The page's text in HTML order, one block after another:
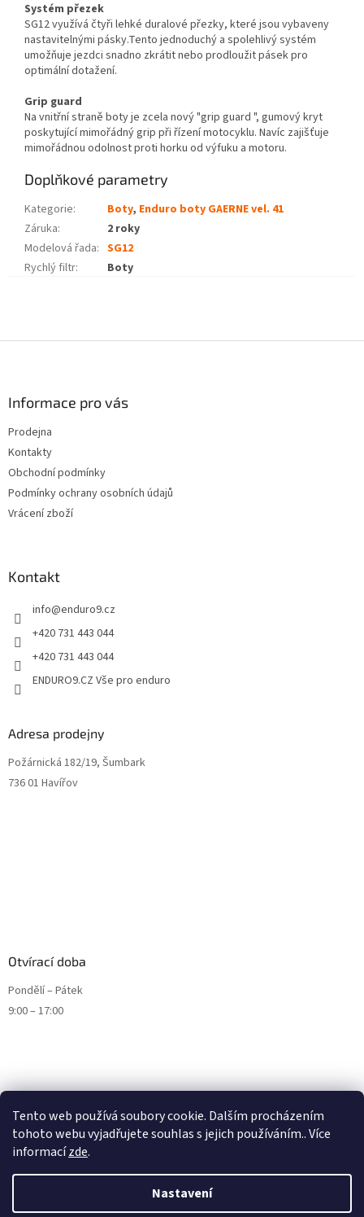
Tento web používá soubory cookie. Dalším procházením
tohoto webu vyjadřujete souhlas s jejich používáním.. Více
informacízde.
Nastavení
Systém přezek
SG12 využívá čtyři lehké duralové přezky, které jsou vybaveny
nastavitelnými pásky.Tento jednoduchý a spolehlivý systém
umožňuje jezdci snadno zkrátit nebo prodloužit pásek pro
optimální dotažení.
Grip guard
Na vnitřní straně boty je zcela nový "grip guard ", gumový kryt
poskytující mimořádný grip při řízení motocyklu. Navíc zajišťuje
mimořádnou odolnost proti horku od výfuku a motoru.
Doplňkové parametry
Kategorie: Boty, Enduro boty GAERNE vel. 41
Záruka:
2 roky
Modelová řada: SG12
Rychlý filtr: Boty
Informace pro vás
Prodejna
Kontakty
Obchodní podmínky
Podmínky ochrany osobních údajů
Vrácení zboží
Kontakt
info@enduro9.cz
+420 731 443 044
+420 731 443 044
ENDURO9.CZ Vše pro enduro
Adresa prodejny
Požárnická 182/19, Šumbark
736 01 Havířov
Otvírací doba
Pondělí – Pátek
9:00 – 17:00
Vytvořil Shoptet